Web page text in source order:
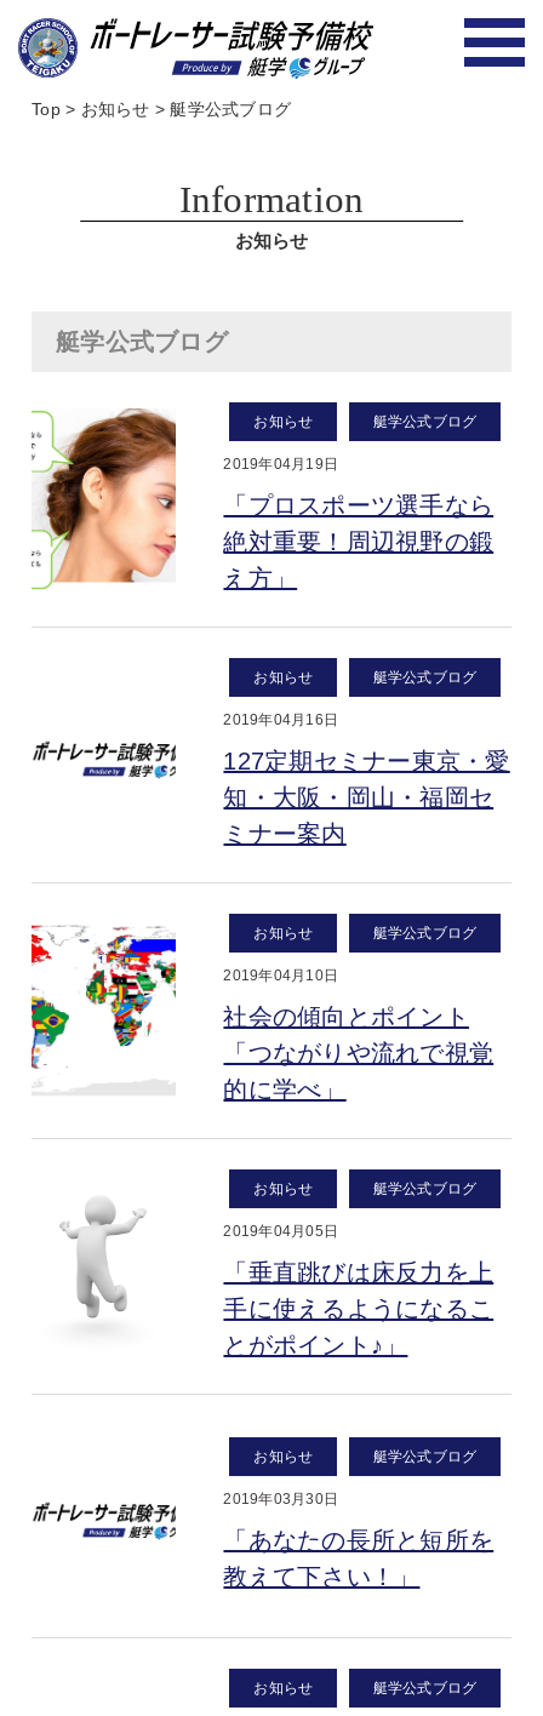
Top> お知らせ >艇学公式ブログ
Information
お知らせ
艇学公式ブログ
お知らせ 艇学公式ブログ
2019年04月19日
「プロスポーツ選手なら
絶対重要！周辺視野の鍛
え方」
お知らせ 艇学公式ブログ
2019年04月16日
127定期セミナー東京・愛
知・大阪・岡山・福岡セ
ミナー案内
お知らせ 艇学公式ブログ
2019年04月10日
社会の傾向とポイント
「つながりや流れで視覚
的に学べ」
お知らせ 艇学公式ブログ
2019年04月05日
「垂直跳びは床反力を上
手に使えるようになるこ
とがポイント♪」
お知らせ 艇学公式ブログ
2019年03月30日
「あなたの長所と短所を
教えて下さい！」
お知らせ 艇学公式ブログ